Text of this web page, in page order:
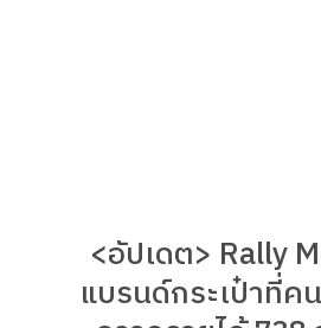
<อัปเดต> Rally
แบรนด์กระเป๋าที่